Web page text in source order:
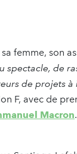
femme, son
spectacle, de
de projets
F, avec de
Macron